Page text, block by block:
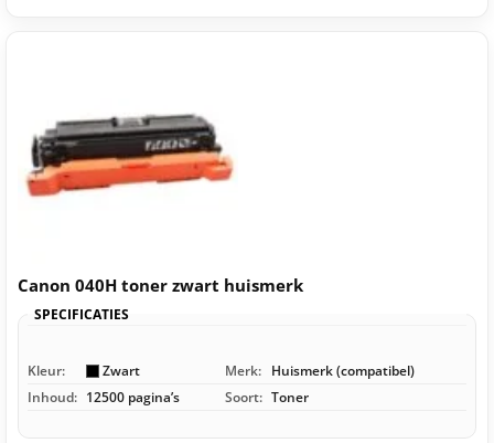
Canon 040H toner zwart huismerk
SPECIFICATIES
Kleur: Zwart Merk: Huismerk (compatibel)
Inhoud: 12500 pagina’s Soort: Toner